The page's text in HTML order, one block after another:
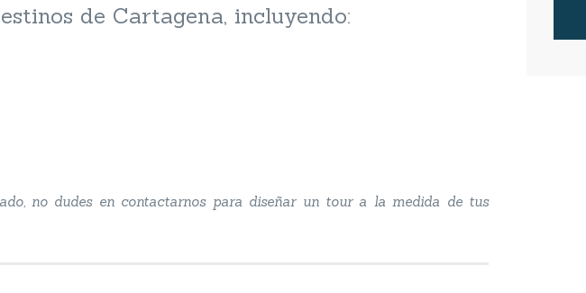
de Cartagena, incluyendo:
no dudes en contactarnos para diseñar un tour a la medida de tus